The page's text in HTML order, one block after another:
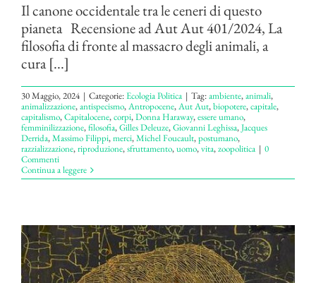
Il canone occidentale tra le ceneri di questo
pianeta Recensione ad Aut Aut 401/2024, La
filosofia di fronte al massacro degli animali, a
cura [...]
30 Maggio, 2024 | Categorie:Ecologia Politica | Tag:ambiente,animali,
animalizzazione,antispecismo,Antropocene,Aut Aut,biopotere,capitale,
capitalismo,Capitalocene,corpi,Donna Haraway,essere umano,
femminilizzazione,filosofia,Gilles Deleuze,Giovanni Leghissa,Jacques
Derrida,Massimo Filippi,merci,Michel Foucault,postumano,
razzializzazione,riproduzione,sfruttamento,uomo,vita,zoopolitica | 0
Commenti
Continua a leggere